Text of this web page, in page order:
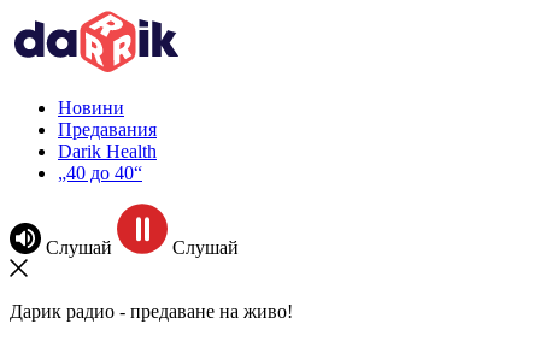
Новини
Предавания
Darik Health
„40 до 40“
Слушай Слушай
Дарик радио - предаване на живо!